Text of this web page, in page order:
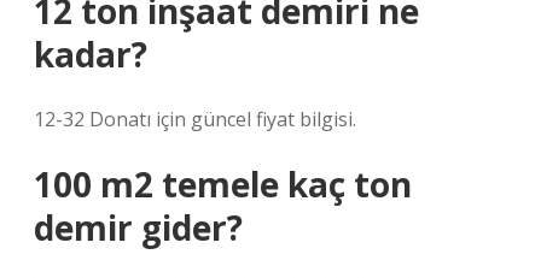
12 ton inşaat demiri ne
kadar?
12-32 Donatı için güncel fiyat bilgisi.
100 m2 temele kaç ton
demir gider?